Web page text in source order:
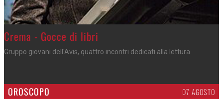
Crema - Gocce di libri
Gruppo giovani dell'Avis, quattro incontri dedicati alla lettura
OROSCOPO 07 AGOSTO